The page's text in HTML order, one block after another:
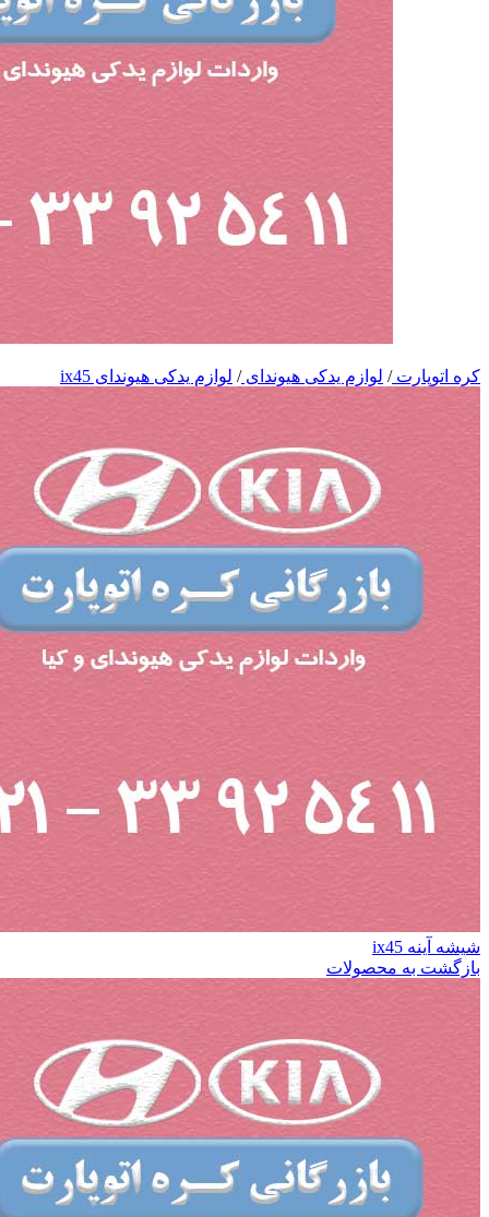
کره اتوپارت/ لوازم یدکی هیوندای/ لوازم یدکی هیوندای ix45
شیشه آینه ix45
بازگشت به محصولات